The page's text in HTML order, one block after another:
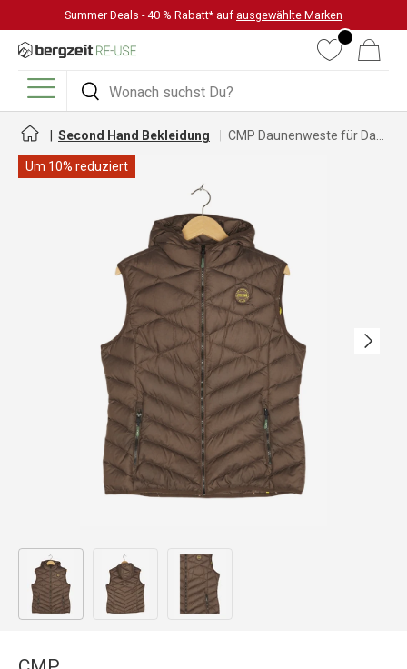
DIREKT ZUM INHALT
Summer Deals - 40 % Rabatt* auf ausgewählte Marken
Suchen
Suchen
WunschlisteWarenkorb
Menü
Second Hand Bekleidung
Um 10% reduziert
Nächste
Bild 1 in Galerieansicht laden